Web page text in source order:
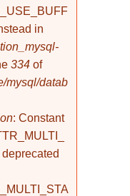
in
334 of
mysql/datab
: Constant